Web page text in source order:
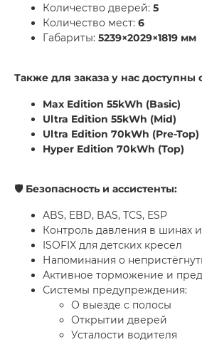
Количество дверей: 5
Количество мест: 6
Габариты: 5239×2029×1819 мм
Также для заказа у нас
Max Edition 55kWh (Basic)
Ultra Edition 55kWh (Mid)
Ultra Edition 70kWh (Pre-Top)
Hyper Edition 70kWh (Top)
🛡 Безопасность и ассистенты:
ABS, EBD, BAS, TCS, ESP
Контроль давления в шинах и
ISOFIX для детских кресел
Напоминания о
Активное торможение и
Системы предупреждения:
О выезде с полосы
Открытии дверей
Усталости водителя